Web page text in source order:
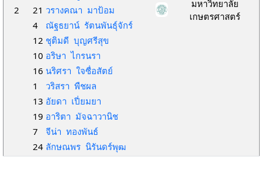
2
21 วรางคณา มาป้อม
4
ณัฐธยาน์ รัตนพันธุ์จักร์
12 ชุติมดี บุญศรีสุข
10 อริษา ไกรนรา
16 นริศรา ใจซื่อสัตย์
1
วริสรา พืชผล
13 อัยดา เปี่ยมยา
19 อาริตา มัจฉาวานิช
7
จีน่า ทองพันธ์
24 ลักษณพร นิรันดร์พุฒ
มหาวิทยาลัย
เกษตรศาสตร์